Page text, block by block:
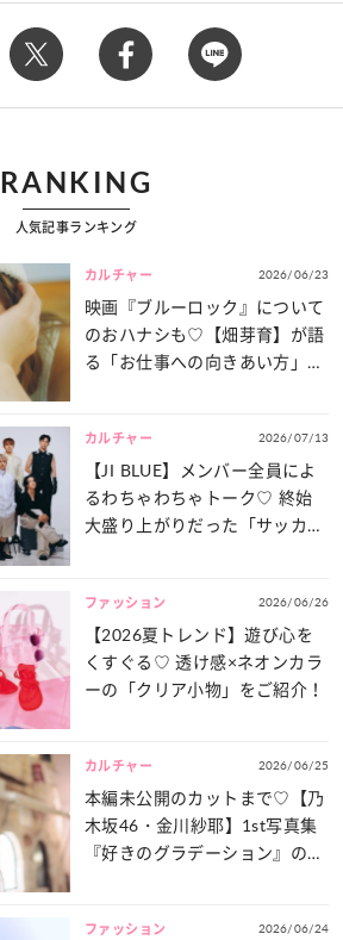
RANKING
人気記事ランキング
カルチャー 2026/06/23
映画『ブルーロック』について
のおハナシも♡【畑芽育】が語
る「お仕事への向きあい方」と
カルチャー 2026/07/13
【JI BLUE】メンバー全員によ
るわちゃわちゃトーク♡ 終始
大盛り上がりだった「サッカー
ファッション 2026/06/26
【2026夏トレンド】遊び心を
くすぐる♡ 透け感×ネオンカラ
ーの「クリア小物」をご紹介！
カルチャー 2026/06/25
本編未公開のカットまで♡【乃
木坂46・金川紗耶】1st写真集
『好きのグラデーション』の魅
ファッション 2026/06/24